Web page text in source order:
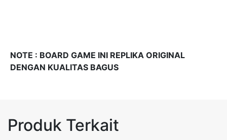
NOTE : BOARD GAME INI REPLIKA ORIGINAL
DENGAN KUALITAS BAGUS
Produk Terkait